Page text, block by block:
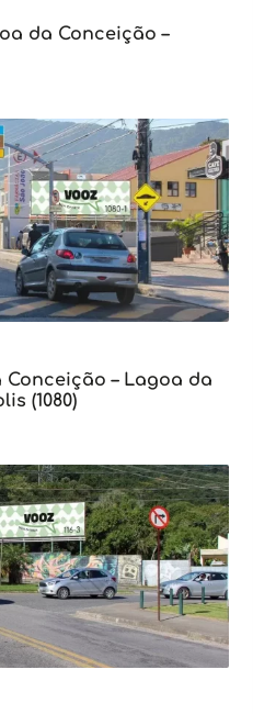
da Conceição –
– Lagoa da
(1080)